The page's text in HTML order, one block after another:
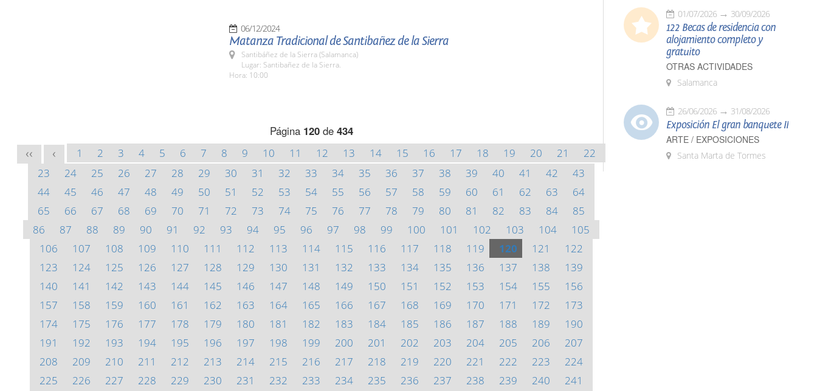
06/12/2024
Matanza Tradicional de Santibañez de la Sierra
Santibáñez de la Sierra (Salamanca)
Lugar: Santibañez de la Sierra.
Hora: 10:00
Página 120de 434
<< < 1 2 3 4 5 6 7 8 9 10 11 12 13 14 15 16 17 18 19 20 21
22
23
24 25 26 27 28 29 30 31 32 33 34 35 36 37 38 39 40 41 42
43
44
45 46 47 48 49 50 51 52 53 54 55 56 57 58 59 60 61 62 63
64
65
66 67 68 69 70 71 72 73 74 75 76 77 78 79 80 81 82 83 84
85
86
87 88 89 90 91 92 93 94 95 96 97 98 99 100 101 102 103 104
105
106
107 108 109 110 111 112 113 114 115 116 117 118 119 120 121
122
123
124 125 126 127 128 129 130 131 132 133 134 135 136 137 138
139
140
141 142 143 144 145 146 147 148 149 150 151 152 153 154 155
156
157
158 159 160 161 162 163 164 165 166 167 168 169 170 171 172
173
174
175 176 177 178 179 180 181 182 183 184 185 186 187 188 189
190
191
192 193 194 195 196 197 198 199 200 201 202 203 204 205 206
207
208
209 210 211 212 213 214 215 216 217 218 219 220 221 222 223
224
225
226 227 228 229 230 231 232 233 234 235 236 237 238 239 240 241
01/07/2026 30/09/2026
122 Becas de residencia con
alojamiento completo y
gratuito
OTRAS ACTIVIDADES
Salamanca
26/06/2026 31/08/2026
Exposición El gran banquete II
ARTE / EXPOSICIONES
Santa Marta de Tormes